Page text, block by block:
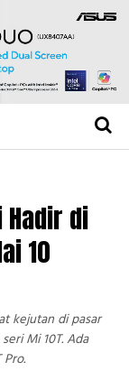
Hadir di
10
kejutan di pasar
Mi 10T. Ada